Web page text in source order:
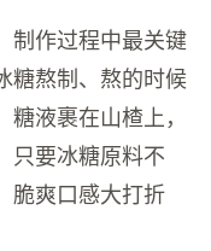
制作过程中最关键
糖熬制、熬的时候
液裹在山楂上，
只要冰糖原料不
脆爽口感大打折